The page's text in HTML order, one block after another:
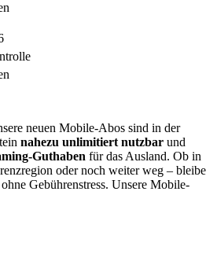
neuen Mobile-Abos sind in der
nahezu unlimitiert nutzbar und
Guthaben für das Ausland. Ob in
oder noch weiter weg – bleibe
Gebührenstress. Unsere Mobile-